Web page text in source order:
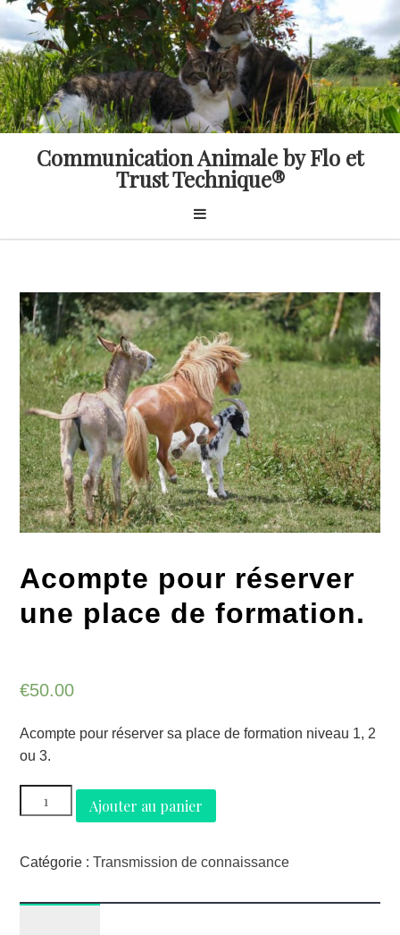
Skip
content
Communication Animale by Flo et
Trust Technique®
Acompte pour réserver
une place de formation.
€50.00
Acompte pour réserver sa place de formation niveau 1, 2
ou 3.
quantité
de
pour
une
Ajouter au panier
Catégorie :Transmission de connaissance